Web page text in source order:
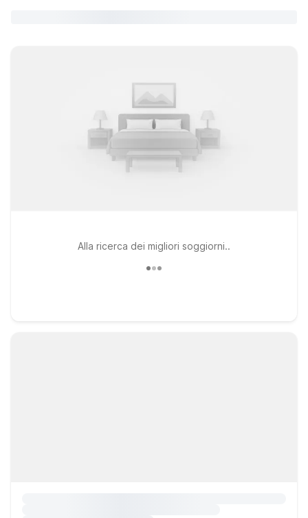
Alla ricerca dei migliori soggiorni..